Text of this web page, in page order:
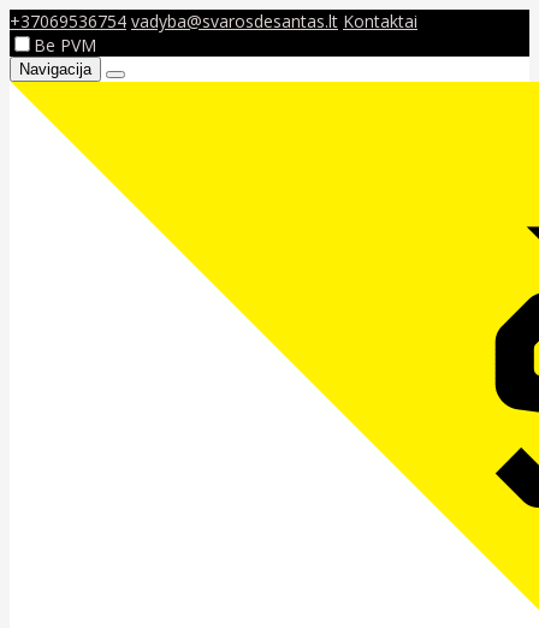
+37069536754 vadyba@svarosdesantas.lt Kontaktai
Be PVM
Navigacija